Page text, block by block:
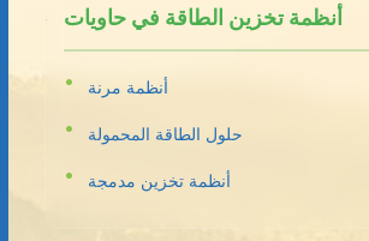
أنظمة تخزين الطاقة في حاويات
أنظمة مرنة
حلول الطاقة المحمولة
أنظمة تخزين مدمجة